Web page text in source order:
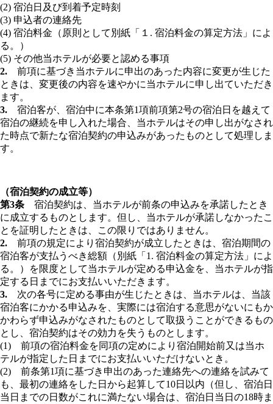
(2) 宿泊日及び到着予定時刻
(3) 申込者の連絡先
(4) 宿泊料金（原則として別紙「１. 宿泊料金の算定方法」によ
る。）
(5) その他当ホテルが必要と認める事項
2. 前項に基づき当ホテルに申出のあった内容に変更が生じた
ときは、変更後の内容を速やかに当ホテルに申し出ていただき
ます。
3. 宿泊客が、宿泊中に本条第1項前項第2号の宿泊日を越えて
宿泊の継続を申し入れた場合、当ホテルはその申し出がなされ
た時点で新たな宿泊契約の申込みがあったものとして処理しま
す。
（宿泊契約の成立等）
第3条 宿泊契約は、当ホテルが前条の申込みを承諾したとき
に成立するものとします。但し、当ホテルが承諾しなかったこ
とを証明したときは、この限りではありません。
2. 前項の規定により宿泊契約が成立したときは、宿泊期間の
宿泊客が支払うべき総額（別紙「1. 宿泊料金の算定方法」によ
る。）を限度として当ホテルが定める申込金を、当ホテルが指
定する日までにお支払いいただきます。
3. 次の各号に定める事由が生じたときは、当ホテルは、当該
宿泊客にかかる申込みを、実際には宿泊する意思がないにもか
かわらず申込みがなされたものとして取扱うことができるもの
とし、宿泊契約はその効力を失うものとします。
(1) 前項の宿泊料金を同項の定めにより宿泊開始前又は当ホ
テルが指定した日までにお支払いいただけないとき。
(2) 前条第1項に基づき申出のあった連絡先への連絡を試みて
も、最初の連絡をした日から起算して10日以内（但し、宿泊日
当日までの日数がこれに満たない場合は、宿泊日当日の18時ま